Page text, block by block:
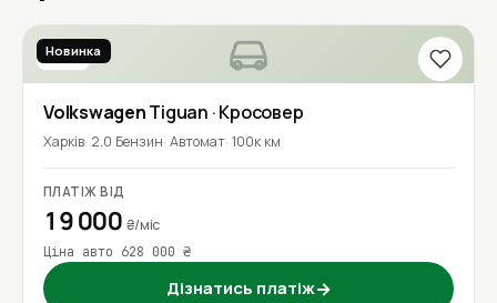
2017
Новинка
VolkswagenTiguan · Кросовер
Харків 2.0 Бензин Автомат 100к км
ПЛАТІЖ ВІД
19 000 ₴/міс
Ціна авто 628 000 ₴
Дізнатись платіж→